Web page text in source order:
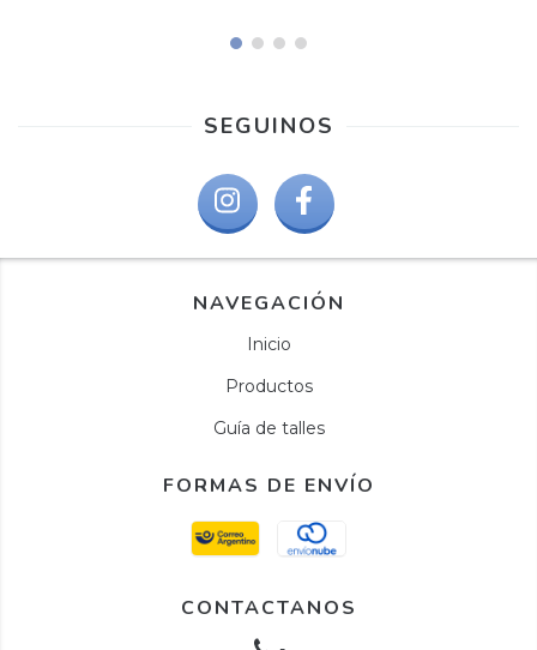
SEGUINOS
NAVEGACIÓN
Inicio
Productos
Guía de talles
FORMAS DE ENVÍO
CONTACTANOS